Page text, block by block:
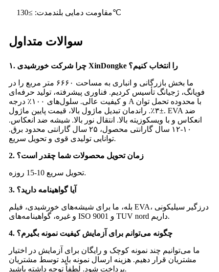
مقاومت دمایی بلندمدت: ≥130℃
سوالات متداول
۱. چرا شرکت خورشیدی XinDongke را انتخاب کنیم؟
ما بخش بازرگانی و انباری به مساحت ۶۶۶۰ متر مربع را در
فویانگ، ژجیانگ تأسیس کردیم. فناوری پیشرفته، تولید حرفه‌ای
و کیفیت عالی. سلول‌های ۱۰۰٪ درجه A با محدوده تحمل توان
±۳٪. راندمان تبدیل ماژول بالا، قیمت پایین ماژول. EVA ضد
انعکاس و با ویسکوزیته بالا. انتقال نور بالا. شیشه ضد انعکاس.
۱۰-۱۲ سال گارانتی محصول، ۲۵ سال گارانتی محدود برق.
توانایی تولیدی قوی و تحویل سریع.
2. زمان تحویل محصولات شما چقدر است؟
تحویل سریع 10-15 روزه.
3. آیا گواهینامه دارید؟
بله، ما برای شیشه‌های خورشیدی، فیلم EVA، درزگیر سیلیکونی
و غیره، گواهینامه‌های ISO 9001 و TUV nord داریم.
4. چگونه می‌توانم برای آزمایش کیفیت نمونه بگیرم؟
ما می‌توانیم چند نمونه کوچک و رایگان برای آزمایش در اختیار
مشتریان قرار دهیم. هزینه ارسال نمونه باید توسط مشتریان
پرداخت شود. لطفاً توجه داشته باشید.